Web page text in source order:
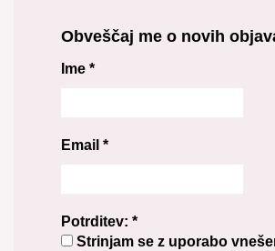
Obveščaj me o novih
Ime *
Email *
Potrditev: *
Strinjam se z uporabo